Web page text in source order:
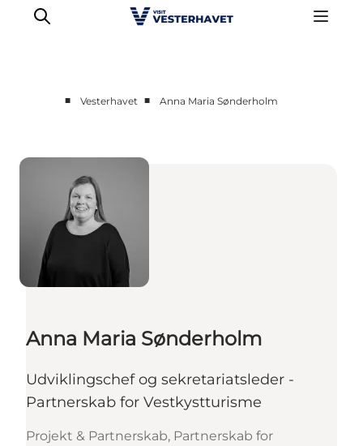
Oplevelser
Vores Byer
Mad & Overnatning
Køb billet
Planlæg din ferie
■ Vesterhavet ■ Anna Maria Sønderholm
Anna Maria Sønderholm
Udviklingschef og sekretariatsleder -
Partnerskab for Vestkystturisme
Projekt & Partnerskab, Partnerskab for